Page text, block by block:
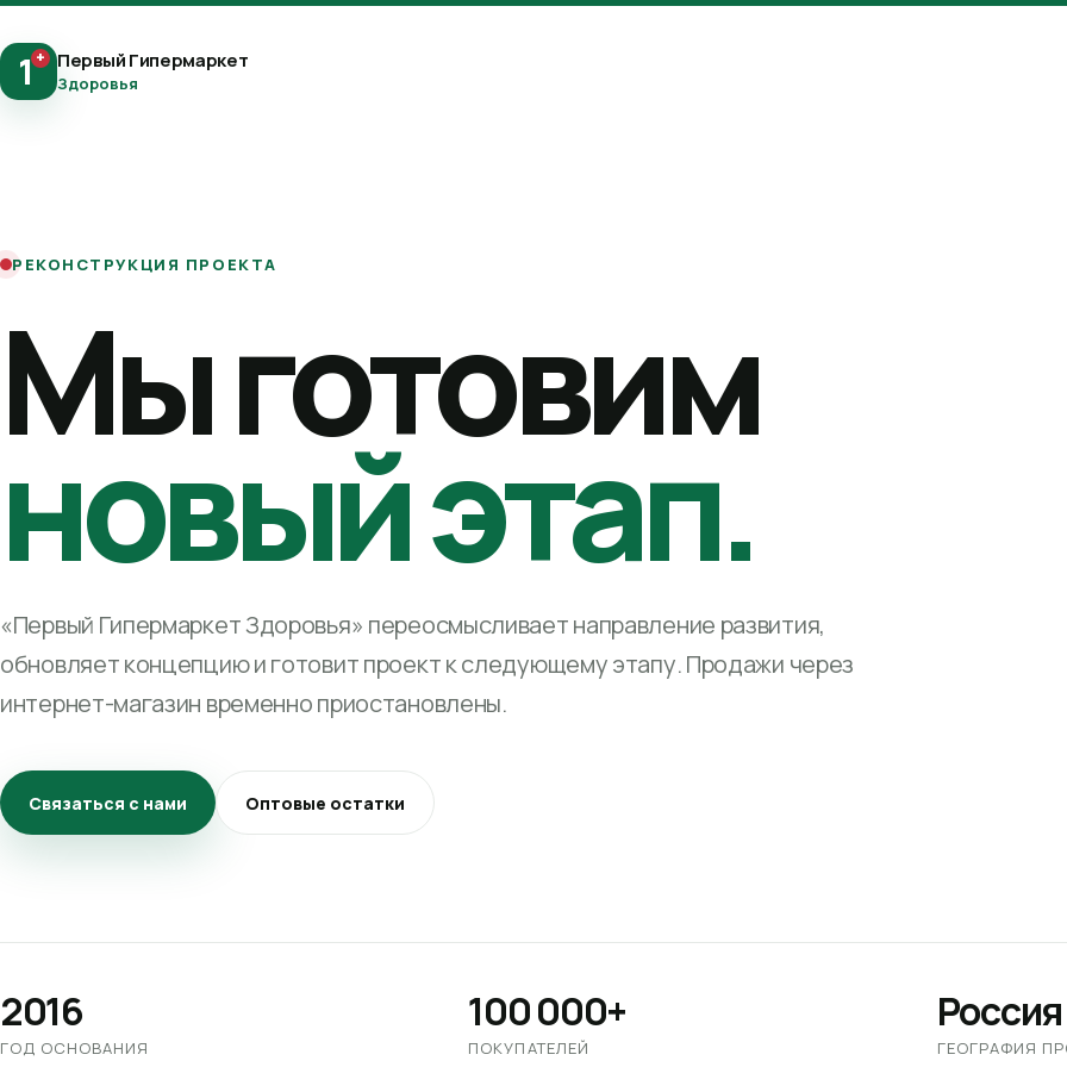
1+ Первый Гипермаркет
Здоровья
РЕКОНСТРУКЦИЯ ПРОЕКТА
Мы готовим
новый этап.
«Первый Гипермаркет Здоровья» переосмысливает направление развития,
обновляет концепцию и готовит проект к следующему этапу. Продажи через
интернет-магазин временно приостановлены.
Связаться с нами Оптовые остатки
2016
ГОД ОСНОВАНИЯ
100 000+
ПОКУПАТЕЛЕЙ
Россия
ГЕОГРАФИЯ